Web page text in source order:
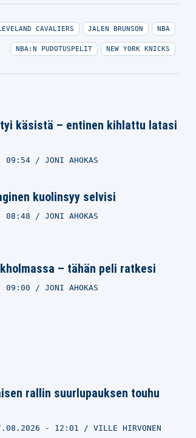
CAVALIERS JALEN BRUNSON NBA
NBA:N PUDOTUSPELIT NEW YORK KNICKS
käsistä – entinen kihlattu latasi
09:54 JONI AHOKAS
kuolinsyy selvisi
08:48 JONI AHOKAS
– tähän peli ratkesi
09:00 JONI AHOKAS
rallin suurlupauksen touhu
- 12:01 VILLE HIRVONEN